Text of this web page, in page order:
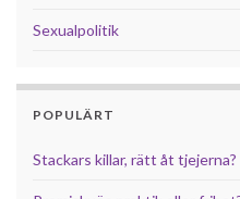
Sexualpolitik
POPULÄRT
Stackars killar, rätt åt tjejerna?